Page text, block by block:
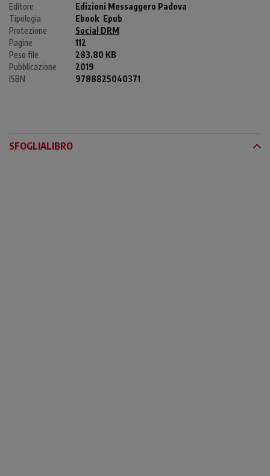
Editore
Edizioni Messaggero Padova
Tipologia
Ebook Epub
Protezione
Social DRM
Pagine
112
Peso file
283.80 KB
Pubblicazione
2019
ISBN
9788825040371
SFOGLIALIBRO